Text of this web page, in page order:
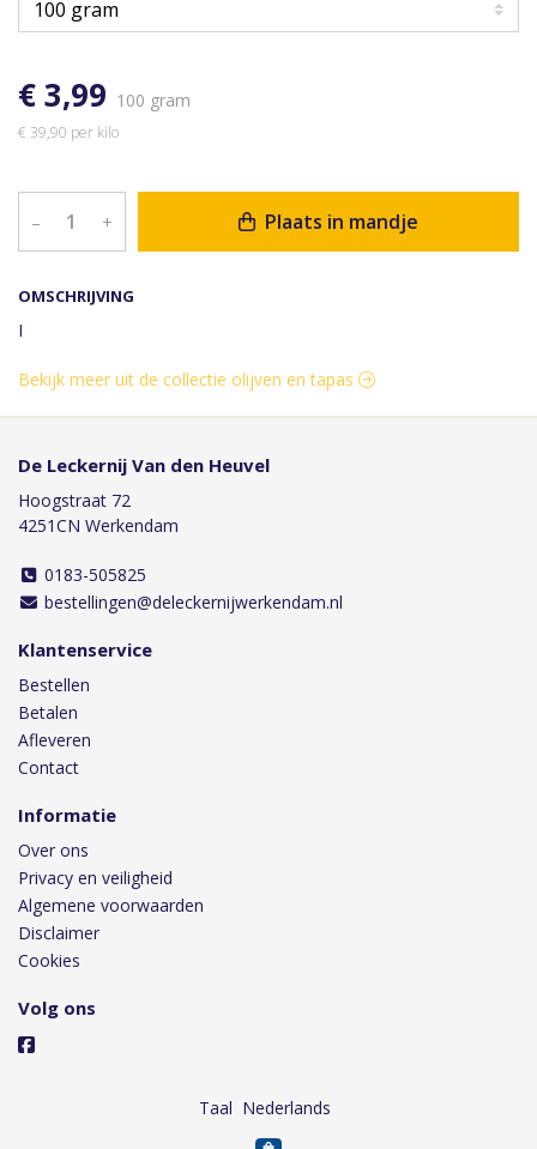
OMSCHRIJVING
I
€ 3,99 100 gram
€ 39,90 per kilo
– + Plaats in mandje
Bekijk meer uit de collectie olijven en tapas
De Leckernij Van den Heuvel
Hoogstraat 72
4251CN Werkendam
0183-505825
bestellingen@deleckernijwerkendam.nl
Klantenservice
Bestellen
Betalen
Afleveren
Contact
Informatie
Over ons
Privacy en veiligheid
Algemene voorwaarden
Disclaimer
Cookies
Volg ons
Taal